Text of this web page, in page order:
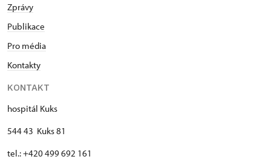
Zprávy
Publikace
Pro média
Kontakty
KONTAKT
hospitál Kuks
544 43 Kuks 81
tel.: +420 499 692 161